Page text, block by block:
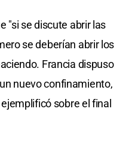
"si se discute abrir las
se deberían abrir los
Francia dispuso
nuevo confinamiento,
sobre el final